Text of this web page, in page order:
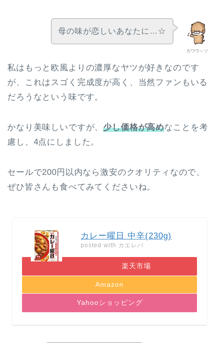
カワウ～ソ
母の味が恋しいあなたに…☆
私はもっと欧風よりの濃厚なヤツが好きなのです
が、これはスゴく完成度が高く、当然ファンもいる
だろうなという味です。
かなり美味しいですが、少し価格が高めなことを考
慮し、4点にしました。
セールで200円以内なら激安のクオリティなので、
ぜひ皆さんも食べてみてくださいね。
カレー曜日 中辛(230g)
posted with カエレバ
楽天市場
Amazon
Yahooショッピング